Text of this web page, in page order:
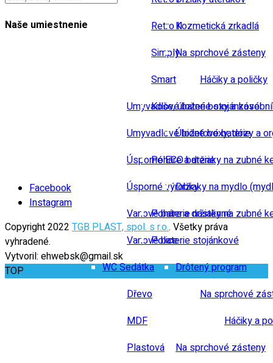
Retro II
Simply
Smart
Umyvadlové baterie stojánkové
Umyvadlové bidetové baterie
Úsporné ECO baterie
Úsporné výrobky
Vanové baterie nástěnné
Vanové baterie stojánkové
WC Sedátka
Dřevo
MDF
Plastová
Kozmetická zrkadlá
Na sprchové zásteny
Háčiky a poličky
Koše, úložné boxy a
Úložné boxy, dózy a
Poháre a držiaky na zubné
Držiaky na mydlo
Poháre a držiaky na zubné
Police
Drôtený program
Na sprchové
Háčiky a
Na sprchové zásteny
Naše umiestnenie
Facebook
Instagram
Copyright 2022 TGB PLAST, spol. s r.o.. Všetky práva
vyhradené.
Vytvoril: ehwebsk@gmail.sk
TOP